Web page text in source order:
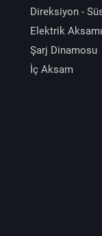
Direksiyon -
Elektrik Aksamı
Şarj Dinamosu
İç Aksam